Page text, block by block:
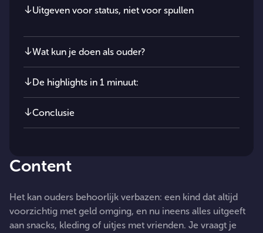
Uitgeven voor status, niet voor spullen
Wat kun je doen als ouder?
De highlights in 1 minuut:
Conclusie
Content
Het kan ouders behoorlijk verbazen: een kind dat altijd
voorzichtig met geld omging, en nu ineens alles uitgeeft
aan snacks, kleding of uitjes met vrienden. Je vraagt je